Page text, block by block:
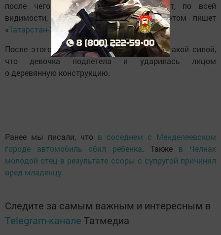
после чего мужчина его перехватывает, по всей
видимости, это был его ребенок. Об этом пишет
«Татарстан-24
После этого, мужчина раскачал качели с такой силой,
что девочка подлетела и ударилась лицом
о деревянную конструкцию.
Ранее мы писали, что в соседнем с Менделеевском
городе автомобиль сбил ребенка. Также в Челнах
молодой отец в результате ссоры с супругой причинил
вред младенцу.
Следите за самым важным и интересным в
Telegram-канале Татмедиа